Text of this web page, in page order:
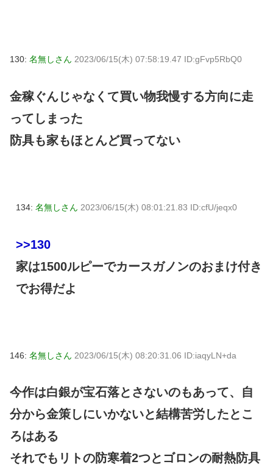
130: 名無しさん 2023/06/15(木) 07:58:19.47 ID:gFvp5RbQ0
金稼ぐんじゃなくて買い物我慢する方向に走
ってしまった
防具も家もほとんど買ってない
134: 名無しさん 2023/06/15(木) 08:01:21.83 ID:cfU/jeqx0
>>130
家は1500ルピーでカースガノンのおまけ付き
でお得だよ
146: 名無しさん 2023/06/15(木) 08:20:31.06 ID:iaqyLN+da
今作は白銀が宝石落とさないのもあって、自
分から金策しにいかないと結構苦労したとこ
ろはある
それでもリトの防寒着2つとゴロンの耐熱防具